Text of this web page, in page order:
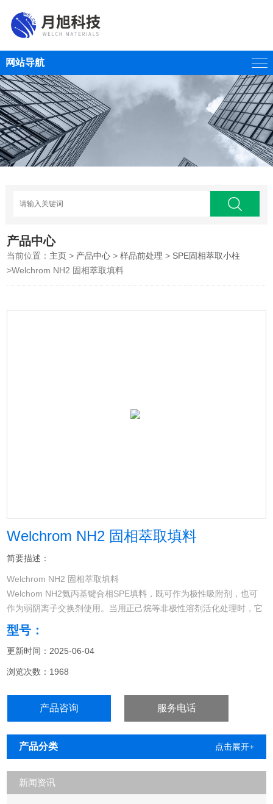
网站导航
产品中心
当前位置： 主页 > 产品中心 >样品前处理 > SPE固相萃取小柱
>Welchrom NH2 固相萃取填料
Welchrom NH2 固相萃取填料
简要描述：
Welchrom NH2 固相萃取填料
Welchom NH2氨丙基键合相SPE填料，既可作为极性吸附剂，也可
作为弱阴离子交换剂使用。当用正己烷等非极性溶剂活化处理时，它
可与任何含-OH,-NH或-SH基团的分子发生氢键作用；在水基环境
下，pH <7.8，则可作为弱阴离子交换剂。
型号：
更新时间：2025-06-04
浏览次数：1968
产品咨询 服务电话
产品分类 点击展开+
新闻资讯